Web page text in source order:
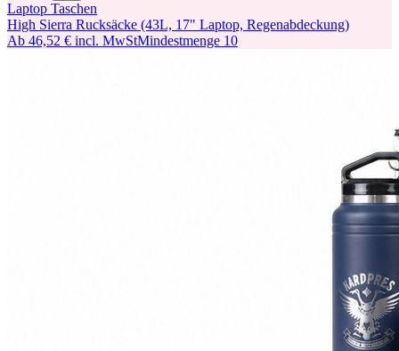
Laptop Taschen
High Sierra Rucksäcke (43L, 17" Laptop, Regenabdeckung)
Ab 46,52 € incl. MwStMindestmenge 10